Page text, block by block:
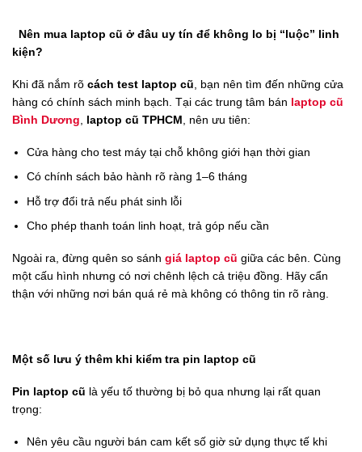
Nên mua laptop cũ ở đâu uy tín để không lo bị “luộc” linh
kiện?
Khi đã nắm rõ cách test laptop cũ , bạn nên tìm đến những cửa
hàng có chính sách minh bạch. Tại các trung tâm bán laptop cũ
Bình Dương
laptop cũ TPHCM , nên ưu tiên:
Cửa hàng cho test máy tại chỗ không giới hạn thời gian
Có chính sách bảo hành rõ ràng 1–6 tháng
Hỗ trợ đổi trả nếu phát sinh lỗi
Cho phép thanh toán linh hoạt, trả góp nếu cần
Ngoài ra, đừng quên so sánh giá laptop cũ giữa các bên. Cùng
một cấu hình nhưng có nơi chênh lệch cả triệu đồng. Hãy cẩn
thận với những nơi bán quá rẻ mà không có thông tin rõ ràng.
Một số lưu ý thêm khi kiểm tra pin laptop cũ
Pin laptop cũ là yếu tố thường bị bỏ qua nhưng lại rất quan
trọng:
Nên yêu cầu người bán cam kết số giờ sử dụng thực tế khi